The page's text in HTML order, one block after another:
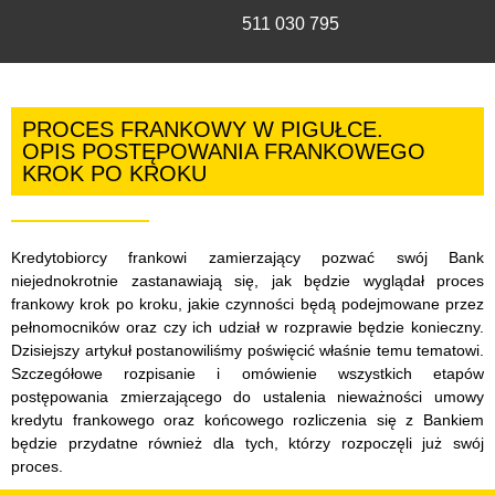
511 030 795
PROCES FRANKOWY W PIGUŁCE.
OPIS POSTĘPOWANIA FRANKOWEGO
KROK PO KROKU
Kredytobiorcy frankowi zamierzający pozwać swój Bank
niejednokrotnie zastanawiają się, jak będzie wyglądał proces
frankowy krok po kroku, jakie czynności będą podejmowane przez
pełnomocników oraz czy ich udział w rozprawie będzie konieczny.
Dzisiejszy artykuł postanowiliśmy poświęcić właśnie temu tematowi.
Szczegółowe rozpisanie i omówienie wszystkich etapów
postępowania zmierzającego do ustalenia nieważności umowy
kredytu frankowego oraz końcowego rozliczenia się z Bankiem
będzie przydatne również dla tych, którzy rozpoczęli już swój
proces.